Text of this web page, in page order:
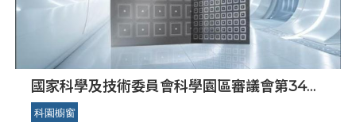
國家科學及技術委員會科學園區審議會第34次
會議核准投資案
科園櫥窗